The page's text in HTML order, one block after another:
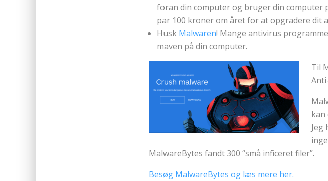
foran din computer og bruger din computer
par 100 kroner om året for at opgradere dit
Husk Malwaren! Mange antivirus
maven på din computer.
Til
kan
Jeg
MalwareBytes fandt 300 “små inficeret filer”.
Besøg MalwareBytes og læs mere her.